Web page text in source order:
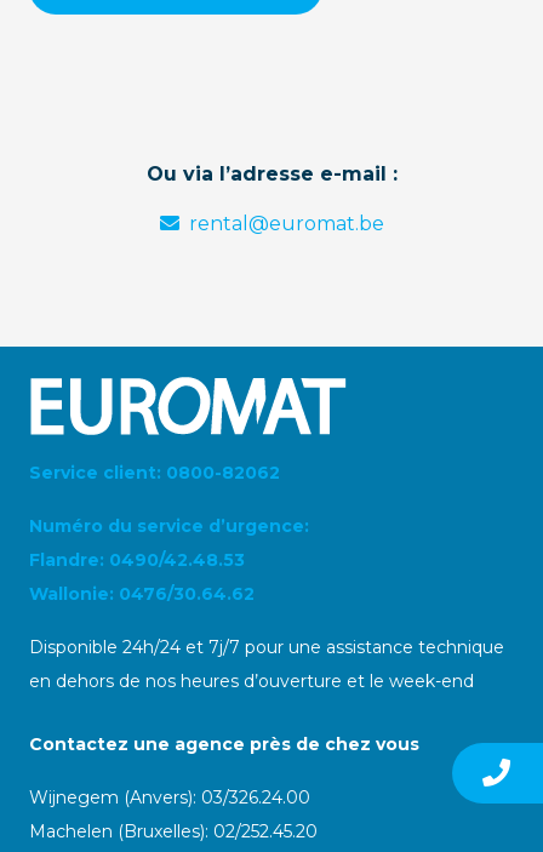
Ou via l’adresse e-mail :
rental@euromat.be
Service client: 0800-82062
Numéro du service d’urgence:
Flandre: 0490/42.48.53
Wallonie: 0476/30.64.62
Disponible 24h/24 et 7j/7 pour une assistance technique
en dehors de nos heures d’ouverture et le week-end
Contactez une agence près de chez vous
Wijnegem (Anvers): 03/326.24.00
Machelen (Bruxelles): 02/252.45.20